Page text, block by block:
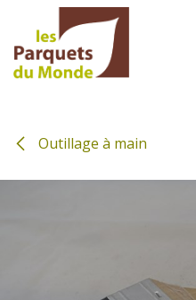
Se rendre au contenu
Outillage à main